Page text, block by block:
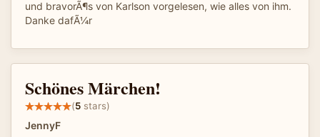
und bravorÃ¶s von Karlson vorgelesen, wie alles von ihm.
Danke dafÃ¼r
Schönes Märchen!
(5 stars)
JennyF